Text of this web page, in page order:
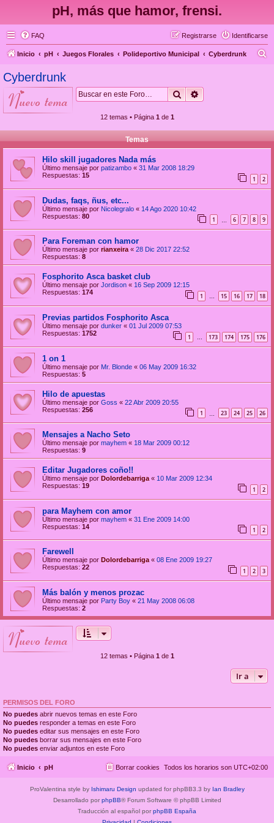
pH, más que hamor, frensi.
FAQ Identificarse
Registrarse
Inicio pH Juegos Florales Polideportivo Municipal Cyberdrunk
Cyberdrunk
nuevo tema Buscar
12 temas • Página 1 de 1
Temas
Hilo skill jugadores Nada más
Último mensaje por patizambo « 31 Mar 2008 18:29
Respuestas: 15 1 2
Dudas, faqs, ñus, etc...
Último mensaje por Nicolegralo « 14 Ago 2020 10:42
Respuestas: 80 1 6 7 8 9
Para Foreman con hamor
Último mensaje por rianxeira « 28 Dic 2017 22:52
Respuestas: 8
Fosphorito Asca basket club
Último mensaje por Jordison « 16 Sep 2009 12:15
Respuestas: 174 1 … 15 16 17 18
Previas partidos Fosphorito Asca
Último mensaje por dunker « 01 Jul 2009 07:53
Respuestas: 1752 1 … 173 174 175 176
1 on 1
Último mensaje por Mr. Blonde « 06 May 2009 16:32
Respuestas: 5
Hilo de apuestas
Último mensaje por Goss « 22 Abr 2009 20:55
Respuestas: 256 1 23 24 25 26
Mensajes a Nacho Seto
Último mensaje por mayhem « 18 Mar 2009 00:12
Respuestas: 9
Editar Jugadores coño!!
Último mensaje por Dolordebarriga « 10 Mar 2009 12:34
Respuestas: 19 1 2
para Mayhem con amor
Último mensaje por mayhem « 31 Ene 2009 14:00
Respuestas: 14 1 2
Farewell
Último mensaje por Dolordebarriga« 08 Ene 2009 19:27
Respuestas: 22 1 2 3
Más balón y menos prozac
Último mensaje por Party Boy « 21 May 2008 06:08
Respuestas: 2
nuevo tema
12 temas • Página 1 de 1
Ir a
PERMISOS DEL FORO
No puedes abrir nuevos temas en este Foro
No puedes responder a temas en este Foro
No puedes editar sus mensajes en este Foro
No puedes borrar sus mensajes en este Foro
No puedes enviar adjuntos en este Foro
Inicio pH Todos los horarios son UTC+02:00
Borrar cookies
ProValentina style by Ishimaru Design updated for phpBB3.3 by Ian Bradley
Desarrollado por phpBB® Forum Software © phpBB Limited
Traducción al español por phpBB España